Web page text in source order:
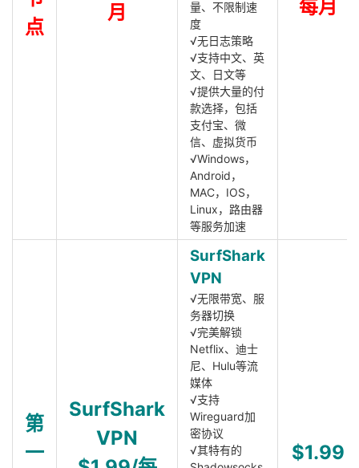
点
月
量、不限制速
度
√无日志策略
√支持中文、英
文、日文等
√提供大量的付
款选择，包括
支付宝、微
信、虚拟货币
√Windows，
Android，
MAC，IOS，
Linux，路由器
等服务加速
每月
第
一
SurfShark
VPN
SurfShark
VPN
√无限带宽、服
务器切换
√完美解锁
Netflix、迪士
尼、Hulu等流
媒体
√支持
Wireguard加
密协议
√其特有的
$1.99